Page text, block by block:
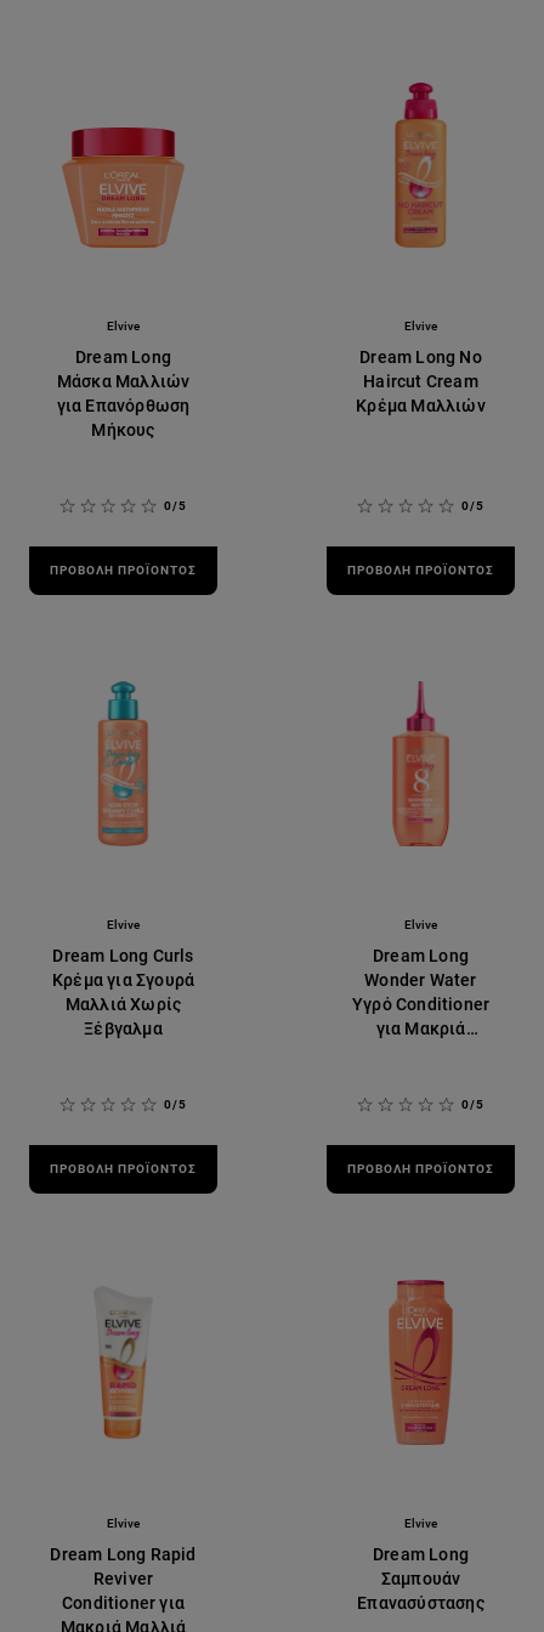
Elvive
Dream Long
Μάσκα Μαλλιών
για Επανόρθωση
Μήκους
0/5
ΠΡΟΒΟΛΉ ΠΡΟΪΌΝΤΟΣ
Elvive
Dream Long No
Haircut Cream
Κρέμα Μαλλιών
0/5
ΠΡΟΒΟΛΉ ΠΡΟΪΌΝΤΟΣ
Elvive
Dream Long Curls
Κρέμα για Σγουρά
Μαλλιά Χωρίς
Ξέβγαλμα
0/5
ΠΡΟΒΟΛΉ ΠΡΟΪΌΝΤΟΣ
Elvive
Dream Long
Wonder Water
Υγρό Conditioner
για Μακριά
0/5
ΠΡΟΒΟΛΉ ΠΡΟΪΌΝΤΟΣ
Elvive
Dream Long Rapid
Reviver
Conditioner για
Μακριά Μαλλιά
Elvive
Dream Long
Σαμπουάν
Επανασύστασης